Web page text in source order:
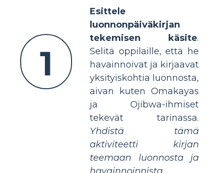
1
Esittele
luonnonpäiväkirjan
tekemisen käsite.
Selitä oppilaille, että he
havainnoivat ja kirjaavat
yksityiskohtia luonnosta,
aivan kuten Omakayas
ja Ojibwa-ihmiset
tekevät tarinassa.
Yhdistä tämä
aktiviteetti kirjan
teemaan luonnosta ja